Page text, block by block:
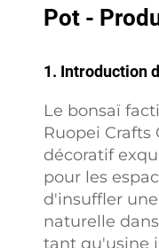
Pot -
1. Introduction
Le bonsaï
Ruopei Crafts
décoratif
pour les
d'insuffler
naturelle
tant qu'usine